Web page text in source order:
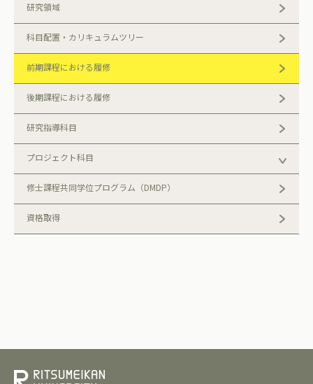
研究領域
科目配置・カリキュラムツリー
前期課程における履修
後期課程における履修
研究指導科目
プロジェクト科目
修士課程共同学位プログラム（DMDP）
資格取得